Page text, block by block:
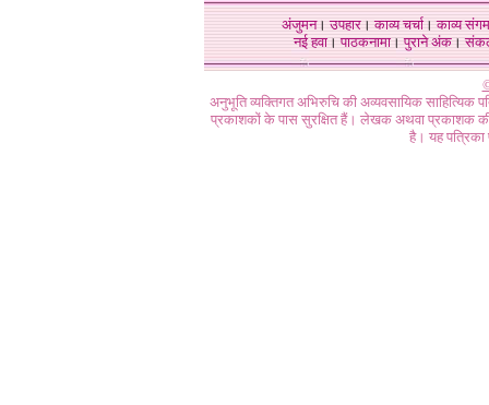
अंजुमन।उपहार।काव्य चर्चा।काव्य संगम
नई हवा। पाठकनामा। पुराने अंक।
अनुभूति व्यक्तिगत अभिरुचि की अव्यवसायिक
प्रकाशकों के पास सुरक्षित हैं। लेखक अथवा प्रकाशक की
है। यह पत्रिका